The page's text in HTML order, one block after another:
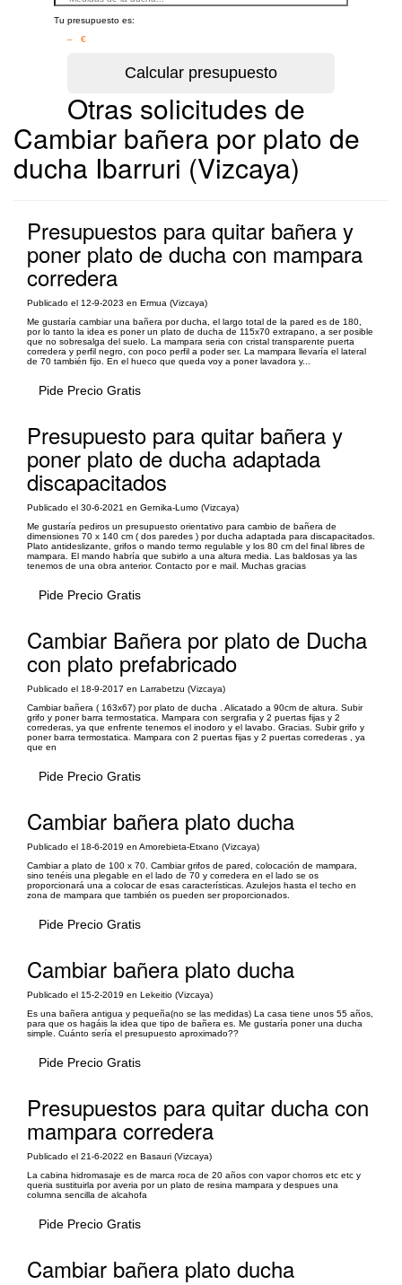
Tu presupuesto es:
– €
Otras solicitudes de
Cambiar bañera por plato de
ducha Ibarruri (Vizcaya)
Presupuestos para quitar bañera y
poner plato de ducha con mampara
corredera
Publicado el 12-9-2023 en Ermua (Vizcaya)
Me gustaría cambiar una bañera por ducha, el largo total de la pared es de 180,
por lo tanto la idea es poner un plato de ducha de 115x70 extrapano, a ser posible
que no sobresalga del suelo. La mampara seria con cristal transparente puerta
corredera y perfil negro, con poco perfil a poder ser. La mampara llevaría el lateral
de 70 también fijo. En el hueco que queda voy a poner lavadora y...
Pide Precio Gratis
Presupuesto para quitar bañera y
poner plato de ducha adaptada
discapacitados
Publicado el 30-6-2021 en Gernika-Lumo (Vizcaya)
Me gustaría pediros un presupuesto orientativo para cambio de bañera de
dimensiones 70 x 140 cm ( dos paredes ) por ducha adaptada para discapacitados.
Plato antideslizante, grifos o mando termo regulable y los 80 cm del final libres de
mampara. El mando habría que subirlo a una altura media. Las baldosas ya las
tenemos de una obra anterior. Contacto por e mail. Muchas gracias
Pide Precio Gratis
Cambiar Bañera por plato de Ducha
con plato prefabricado
Publicado el 18-9-2017 en Larrabetzu (Vizcaya)
Cambiar bañera ( 163x67) por plato de ducha . Alicatado a 90cm de altura. Subir
grifo y poner barra termostatica. Mampara con sergrafia y 2 puertas fijas y 2
correderas, ya que enfrente tenemos el inodoro y el lavabo. Gracias. Subir grifo y
poner barra termostatica. Mampara con 2 puertas fijas y 2 puertas correderas , ya
que en
Pide Precio Gratis
Cambiar bañera plato ducha
Publicado el 18-6-2019 en Amorebieta-Etxano (Vizcaya)
Cambiar a plato de 100 x 70. Cambiar grifos de pared, colocación de mampara,
sino tenéis una plegable en el lado de 70 y corredera en el lado se os
proporcionará una a colocar de esas características. Azulejos hasta el techo en
zona de mampara que también os pueden ser proporcionados.
Pide Precio Gratis
Cambiar bañera plato ducha
Publicado el 15-2-2019 en Lekeitio (Vizcaya)
Es una bañera antigua y pequeña(no se las medidas) La casa tiene unos 55 años,
para que os hagáis la idea que tipo de bañera es. Me gustaría poner una ducha
simple. Cuánto sería el presupuesto aproximado??
Pide Precio Gratis
Presupuestos para quitar ducha con
mampara corredera
Publicado el 21-6-2022 en Basauri (Vizcaya)
La cabina hidromasaje es de marca roca de 20 años con vapor chorros etc etc y
queria sustituirla por averia por un plato de resina mampara y despues una
columna sencilla de alcahofa
Pide Precio Gratis
Cambiar bañera plato ducha